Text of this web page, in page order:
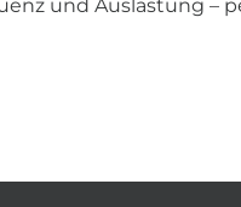
und Auslastung